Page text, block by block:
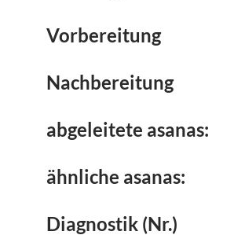
Vorbereitung
Nachbereitung
abgeleitete asanas:
ähnliche asanas:
Diagnostik (Nr.)